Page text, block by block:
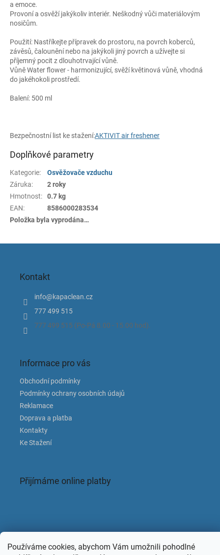
Používáme cookies, abychom Vám umožnili pohodlné
a emoce.
Provoní a osvěží jakýkoliv interiér. Neškodný vůči materiálovým
nosičům.
Použití: Nastříkejte přípravek do prostoru, na povrch koberců,
závěsů, čalounění nebo na jakýkoli jiný povrch a užívejte si
příjemný pocit z dlouhotrvající vůně.
Vůně Water flower - harmonizující, svěží květinová vůně, vhodná
do jakéhokoli prostředí.
Balení: 500 ml
Bezpečnostní list ke stažení:AKTIVIT air freshener
Doplňkové parametry
Kategorie:
Osvěžovače vzduchu
Záruka:
2 roky
Hmotnost:
0.7 kg
EAN:
8586000283534
Položka byla vyprodána…
Kontakt
info@kapaclean.cz
777 499 515
777 499 515 (Po-Pá 8.00 - 15.00 hod).
Informace pro vás
Obchodní podmínky
Podmínky ochrany osobních údajů
Reklamace
Doprava a platba
Kontakty
Ke Stažení
Přijímáme online platby
Facebook